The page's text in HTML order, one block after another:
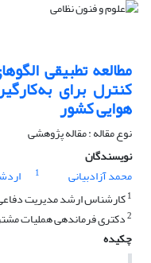
مطالعه تطبیقی
کنترل برای
هوایی کشور
نوع مقاله : مقاله پژوهشی
نویسندگان
محمد آزادبیانی
1
1کارشناس ارشد مدیریت
2دکتری فرماندهی هملیات
چکیده